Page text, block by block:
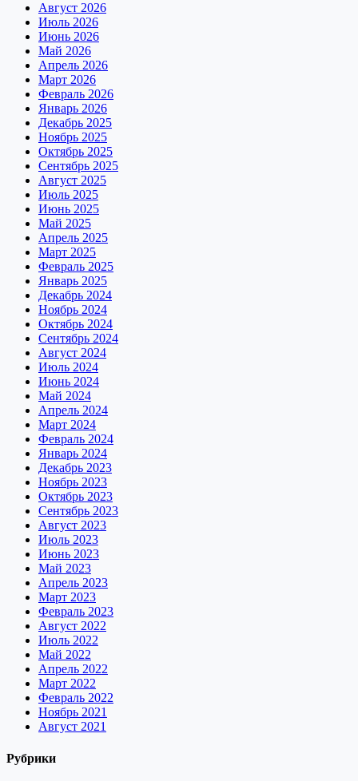
Август 2026
Июль 2026
Июнь 2026
Май 2026
Апрель 2026
Март 2026
Февраль 2026
Январь 2026
Декабрь 2025
Ноябрь 2025
Октябрь 2025
Сентябрь 2025
Август 2025
Июль 2025
Июнь 2025
Май 2025
Апрель 2025
Март 2025
Февраль 2025
Январь 2025
Декабрь 2024
Ноябрь 2024
Октябрь 2024
Сентябрь 2024
Август 2024
Июль 2024
Июнь 2024
Май 2024
Апрель 2024
Март 2024
Февраль 2024
Январь 2024
Декабрь 2023
Ноябрь 2023
Октябрь 2023
Сентябрь 2023
Август 2023
Июль 2023
Июнь 2023
Май 2023
Апрель 2023
Март 2023
Февраль 2023
Август 2022
Июль 2022
Май 2022
Апрель 2022
Март 2022
Февраль 2022
Ноябрь 2021
Август 2021
Рубрики